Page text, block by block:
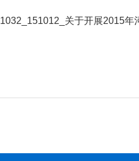
1032_151012_关于开展2015年